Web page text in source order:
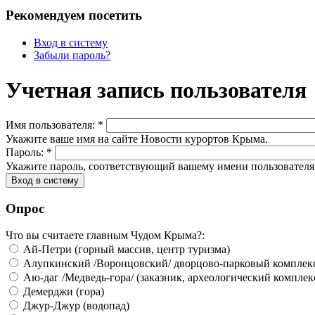
Рекомендуем посетить
Вход в систему
Забыли пароль?
Учетная запись пользователя
Имя пользователя: *
Укажите ваше имя на сайте Новости курортов Крыма.
Пароль: *
Укажите пароль, соответствующий вашему имени
Опрос
Что вы считаете главным Чудом Крыма?:
Ай-Петри (горный массив, центр туризма)
Алупкинский /Воронцовский/ дворцово-парковый
Аю-даг /Медведь-гора/ (заказник, археологический
Демерджи (гора)
Джур-Джур (водопад)